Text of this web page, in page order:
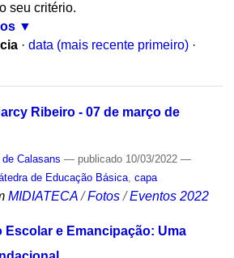
seu critério.
· data (mais recente primeiro) ·
Ribeiro - 07 de março de
de Calasans — publicado10/03/2022 —
de Educação Básica, capa
MIDIATECA /Fotos /Eventos 2022
Escolar e Emancipação: Uma